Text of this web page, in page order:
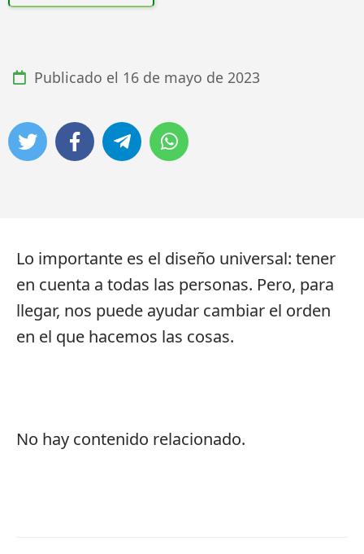
Publicado el 16 de mayo de 2023
Lo importante es el diseño universal: tener
en cuenta a todas las personas. Pero, para
llegar, nos puede ayudar cambiar el orden
en el que hacemos las cosas.
No hay contenido relacionado.